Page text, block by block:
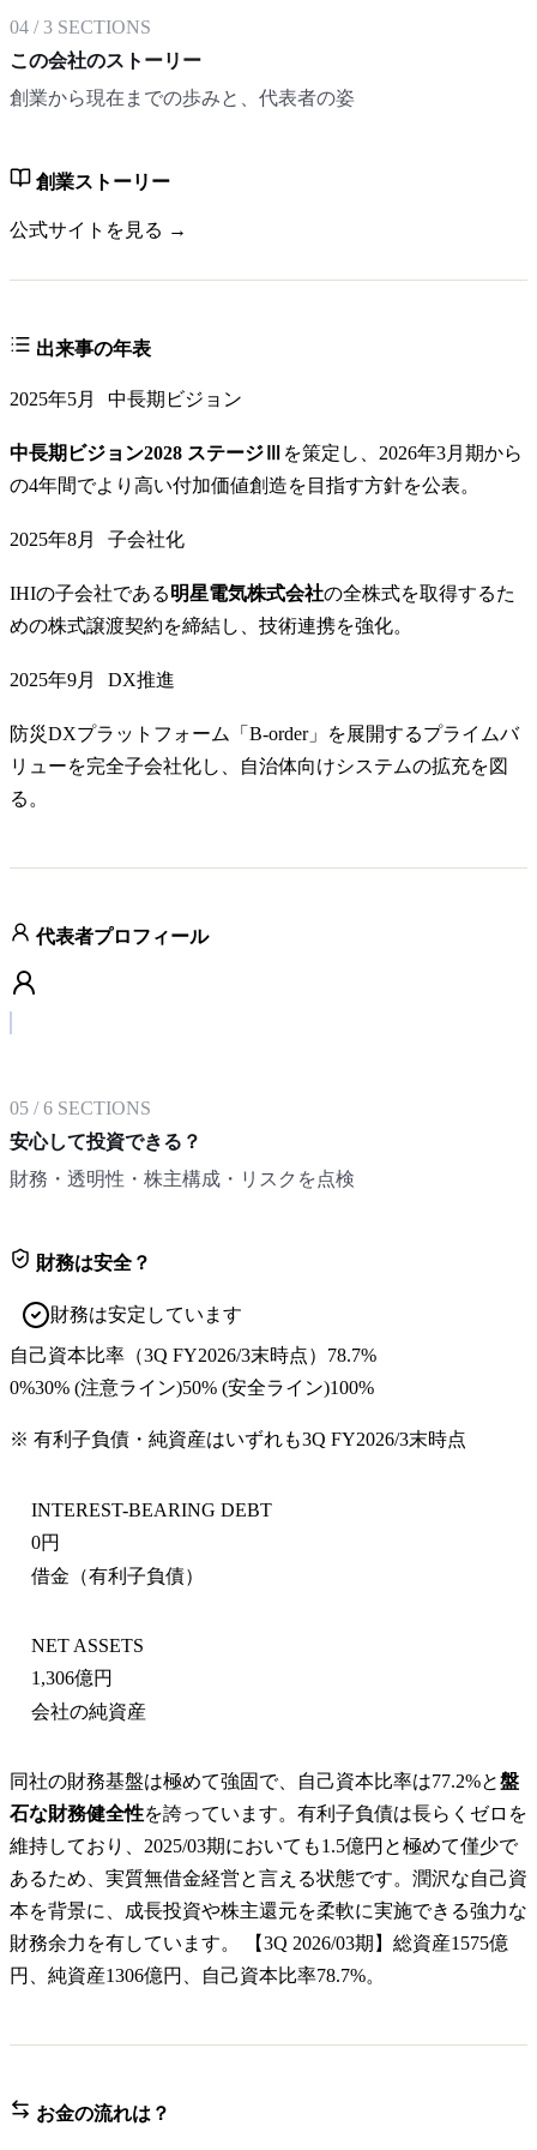
04 /3 SECTIONS
この会社のストーリー
創業から現在までの歩みと、代表者の姿
創業ストーリー
公式サイトを見る →
出来事の年表
2025年5月 中長期ビジョン
中長期ビジョン2028 ステージⅢ
を策定し、2026年3月期から
の4年間でより高い付加価値創造を目指す方針を公表。
2025年8月 子会社化
IHIの子会社である明星電気株式会社の全株式を取得するた
めの株式譲渡契約を締結し、技術連携を強化。
2025年9月 DX推進
防災DXプラットフォーム「B-order」を展開するプライムバ
リューを完全子会社化し、自治体向けシステムの拡充を図
る。
代表者プロフィール
05 /6 SECTIONS
安心して投資できる？
財務・透明性・株主構成・リスクを点検
財務は安全？
財務は安定しています
自己資本比率 （3Q FY2026/3末時点） 78.7%
0%30% (注意ライン)50% (安全ライン)100%
※ 有利子負債・純資産はいずれも3Q FY2026/3末時点
INTEREST-BEARING DEBT
0円
借金（有利子負債）
NET ASSETS
1,306億円
会社の純資産
同社の財務基盤は極めて強固で、自己資本比率は77.2%と盤
石な財務健全性を誇っています。有利子負債は長らくゼロを
維持しており、2025/03期においても1.5億円と極めて僅少で
あるため、実質無借金経営と言える状態です。潤沢な自己資
本を背景に、成長投資や株主還元を柔軟に実施できる強力な
財務余力を有しています。 【3Q 2026/03期】総資産1575億
円、純資産1306億円、自己資本比率78.7%。
お金の流れは？